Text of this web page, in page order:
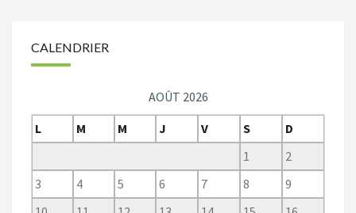
CALENDRIER
AOÛT 2026
L
M M J V S
D
1
2
3
4 5 6 7 8
9